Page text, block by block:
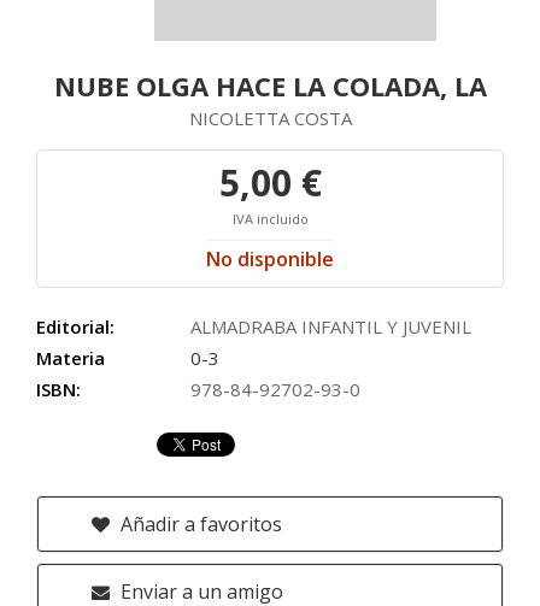
NUBE OLGA HACE LA COLADA, LA
NICOLETTA COSTA
5,00 €
IVA incluido
No disponible
Editorial:
ALMADRABA INFANTIL Y JUVENIL
Materia
0-3
ISBN:
978-84-92702-93-0
Añadir a favoritos
Enviar a un amigo